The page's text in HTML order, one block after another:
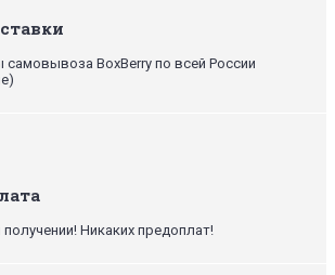
самовывоза BoxBerry по всей России
Никаких предоплат!